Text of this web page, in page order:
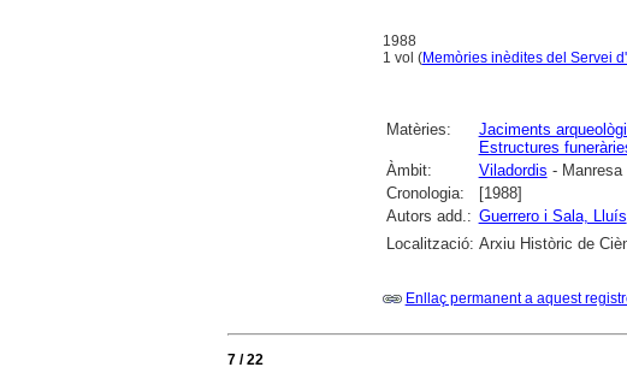
1988
1 vol (Memòries inèdites del Servei
Matèries: Jaciments
Estructures
Àmbit:
Viladordis - Manresa
Cronologia:
[1988]
Autors add.: Guerrero i Sala, Lluís
Localització: Arxiu Històric de
Enllaç permanent a aquest
7 / 22